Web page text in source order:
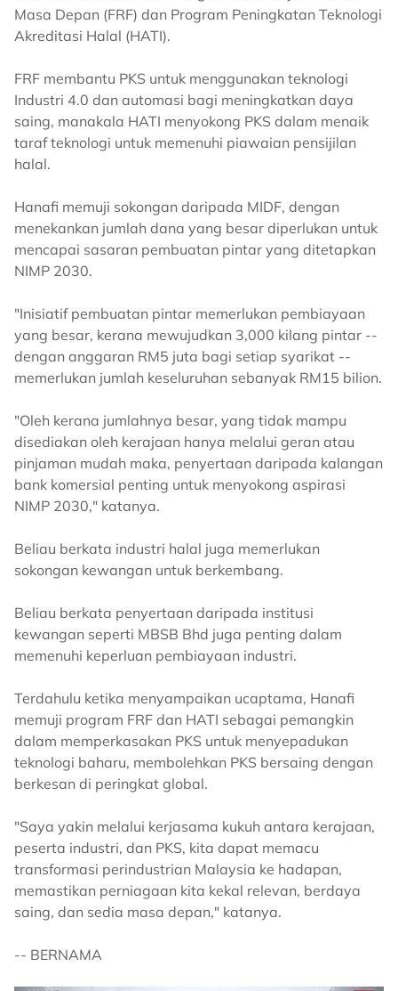
Masa Depan (FRF) dan Program Peningkatan Teknologi
Akreditasi Halal (HATI).
FRF membantu PKS untuk menggunakan teknologi
Industri 4.0 dan automasi bagi meningkatkan daya
saing, manakala HATI menyokong PKS dalam menaik
taraf teknologi untuk memenuhi piawaian pensijilan
halal.
Hanafi memuji sokongan daripada MIDF, dengan
menekankan jumlah dana yang besar diperlukan untuk
mencapai sasaran pembuatan pintar yang ditetapkan
NIMP 2030.
"Inisiatif pembuatan pintar memerlukan pembiayaan
yang besar, kerana mewujudkan 3,000 kilang pintar --
dengan anggaran RM5 juta bagi setiap syarikat --
memerlukan jumlah keseluruhan sebanyak RM15 bilion.
"Oleh kerana jumlahnya besar, yang tidak mampu
disediakan oleh kerajaan hanya melalui geran atau
pinjaman mudah maka, penyertaan daripada kalangan
bank komersial penting untuk menyokong aspirasi
NIMP 2030," katanya.
Beliau berkata industri halal juga memerlukan
sokongan kewangan untuk berkembang.
Beliau berkata penyertaan daripada institusi
kewangan seperti MBSB Bhd juga penting dalam
memenuhi keperluan pembiayaan industri.
Terdahulu ketika menyampaikan ucaptama, Hanafi
memuji program FRF dan HATI sebagai pemangkin
dalam memperkasakan PKS untuk menyepadukan
teknologi baharu, membolehkan PKS bersaing dengan
berkesan di peringkat global.
"Saya yakin melalui kerjasama kukuh antara kerajaan,
peserta industri, dan PKS, kita dapat memacu
transformasi perindustrian Malaysia ke hadapan,
memastikan perniagaan kita kekal relevan, berdaya
saing, dan sedia masa depan," katanya.
-- BERNAMA